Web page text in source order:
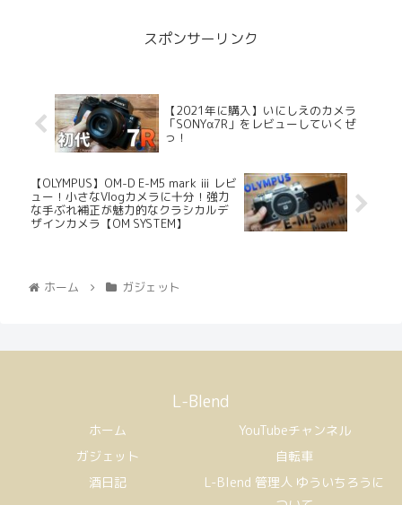
スポンサーリンク
【2021年に購入】いにしえのカメラ
「SONYα7R」をレビューしていくぜ
っ！
【OLYMPUS】OM-D E-M5 mark ⅲ レビ
ュー！小さなVlogカメラに十分！強力
な手ぶれ補正が魅力的なクラシカルデ
ザインカメラ【OM SYSTEM】
ホーム ガジェット
L-Blend
ホーム
YouTubeチャンネル
ガジェット
自転車
酒日記
L-Blend 管理人 ゆういちろうに